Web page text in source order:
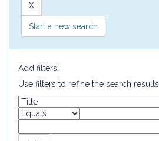
Start a new search
Add filters:
Use filters to refine the search results.